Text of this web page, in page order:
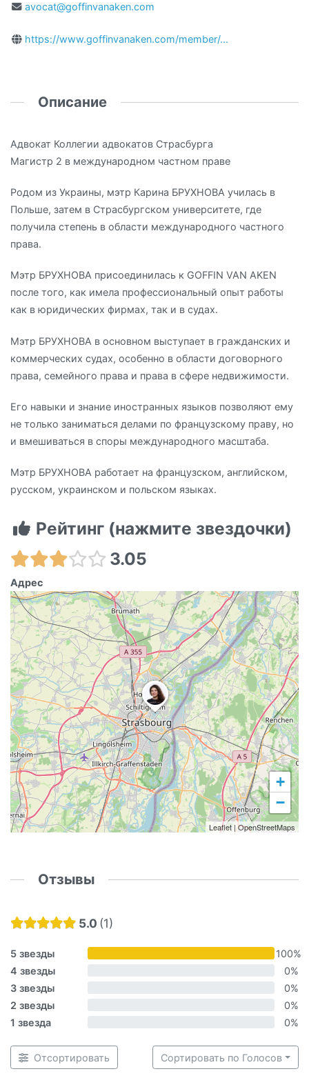
avocat@goffinvanaken.com
https://www.goffinvanaken.com/member/...
Описание
Адвокат Коллегии адвокатов Страсбурга
Магистр 2 в международном частном праве
Родом из Украины, мэтр Карина БРУХНОВА училась в
Польше, затем в Страсбургском университете, где
получила степень в области международного частного
права.
Мэтр БРУХНОВА присоединилась к GOFFIN VAN AKEN
после того, как имела профессиональный опыт работы
как в юридических фирмах, так и в судах.
Мэтр БРУХНОВА в основном выступает в гражданских и
коммерческих судах, особенно в области договорного
права, семейного права и права в сфере недвижимости.
Его навыки и знание иностранных языков позволяют ему
не только заниматься делами по французскому праву, но
и вмешиваться в споры международного масштаба.
Мэтр БРУХНОВА работает на французском, английском,
русском, украинском и польском языках.
Рейтинг (нажмите звездочки)
3.05
Адрес
+
−
Leaflet |OpenStreetMaps
Отзывы
5.0 1
5 звезды
100%
4 звезды
0%
3 звезды
0%
2 звезды
0%
1 звезда
0%
Отсортировать Сортировать по Голосов